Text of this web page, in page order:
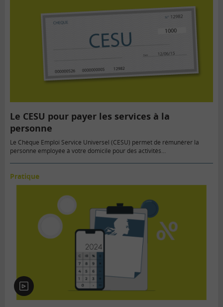
Le CESU pour payer les services à la
personne
Le Chèque Emploi Service Universel (CESU) permet de rémunérer la
personne employée à votre domicile pour des activités…
Pratique
En
vidéo